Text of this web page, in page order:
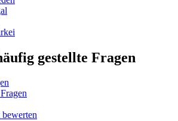
gestellte Fragen